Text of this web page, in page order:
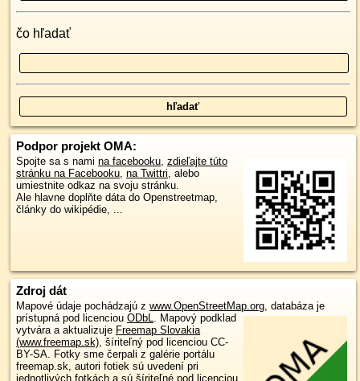
čo hľadať
Podpor projekt OMA:
Spojte sa s nami na facebooku, zdieľajte túto
stránku na Facebooku, na Twittri, alebo
umiestnite odkaz na svoju stránku.
Ale hlavne doplňte dáta do Openstreetmap,
články do wikipédie, ...
Zdroj dát
Mapové údaje pochádzajú z www.OpenStreetMap.org, databáza je
prístupná pod licenciou ODbL. Mapový podklad
vytvára a aktualizuje Freemap Slovakia
(www.freemap.sk), šíriteľný pod licenciou CC-
BY-SA. Fotky sme čerpali z galérie portálu
freemap.sk, autori fotiek sú uvedení pri
jednotlivých fotkách a sú šíriteľné pod licenciou